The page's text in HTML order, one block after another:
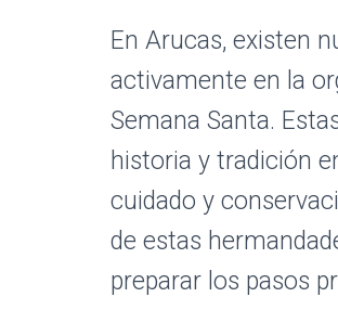
En Arucas, existen
activamente en la
Semana Santa.
historia y tradición
cuidado y
de estas
preparar los pasos